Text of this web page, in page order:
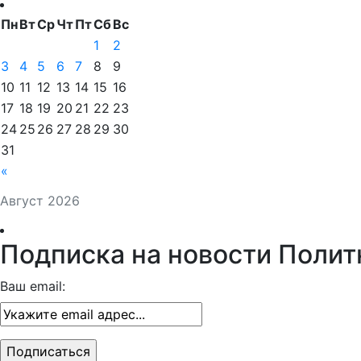
Август 2026
ПнВтСрЧтПтСбВс
«
1
2
3
4 5 6 7 8
9
10 11 12 13 14 15 16
17 18 19 20 21 22 23
24 25 26 27 28 29 30
31
Подписка на новости
Ваш email: